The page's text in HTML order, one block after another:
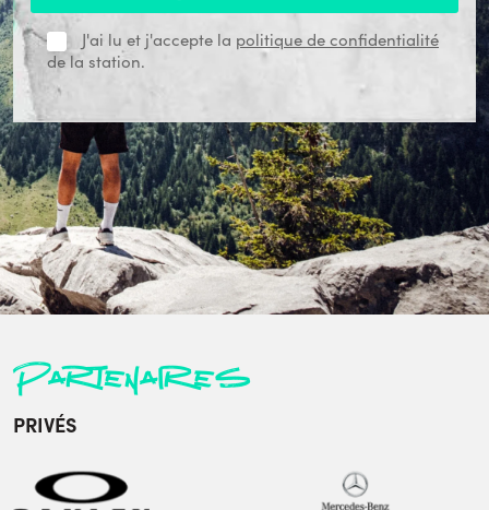
J'ai lu et j'accepte la politique de confidentialité
de la station.
Partenaires
PRIVÉS